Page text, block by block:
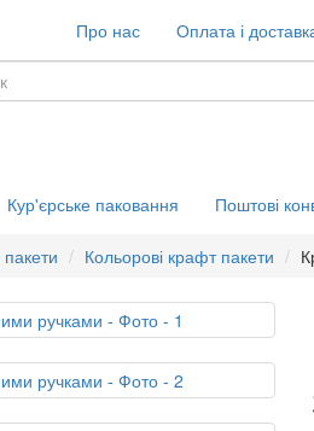
Про нас Оплата і
Кур'єрське паковання Поштові
Кольорові крафт пакети